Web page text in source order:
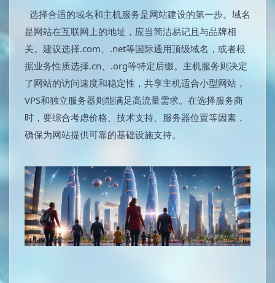
选择合适的域名和主机服务是网站建设的第一步。域名
是网站在互联网上的地址，应当简洁易记且与品牌相
关。建议选择.com、.net等国际通用顶级域名，或者根
据业务性质选择.cn、.org等特定后缀。主机服务则决定
了网站的访问速度和稳定性，共享主机适合小型网站，
VPS和独立服务器则能满足高流量需求。在选择服务商
时，要综合考虑价格、技术支持、服务器位置等因素，
确保为网站提供可靠的基础设施支持。